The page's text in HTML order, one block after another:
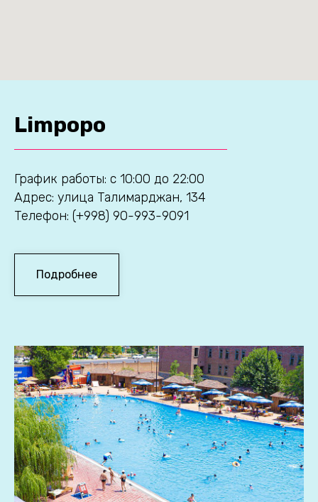
Limpopo
График работы: с 10:00 до 22:00
Адрес: улица Талимарджан, 134
Телефон: (+998) 90-993-9091
Подробнее